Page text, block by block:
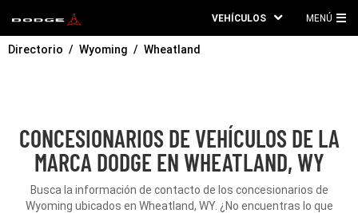
VEHÍCULOS MENÚ
Directorio Wyoming Wheatland
CONCESIONARIOS DE VEHÍCULOS DE LA
MARCA DODGE EN WHEATLAND, WY
Busca la información de contacto de los concesionarios de
Wyoming ubicados en Wheatland, WY. ¿No encuentras lo que